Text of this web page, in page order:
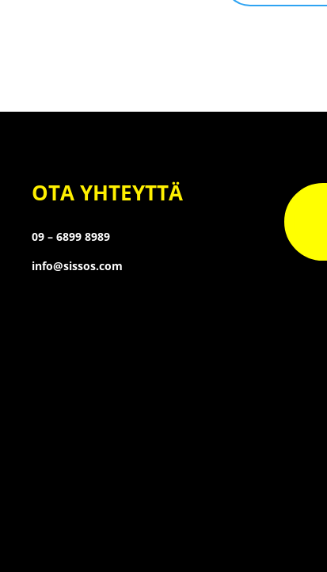
OTA YHTEYTTÄ
09 – 6899 8989
info@sissos.com